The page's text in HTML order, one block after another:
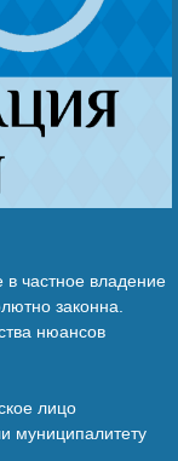
частное владение
законна.
нюансов
лицо
муниципалитету